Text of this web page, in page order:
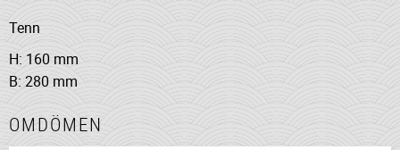
Tenn
H: 160 mm
B: 280 mm
OMDÖMEN